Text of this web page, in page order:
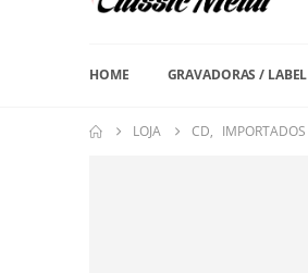
HOME GRAVADORAS / LABEL
LOJA CD, IMPORTADOS